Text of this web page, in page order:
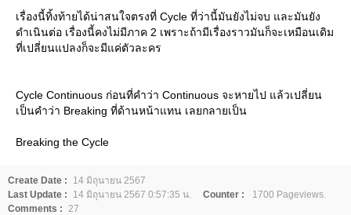
เรื่องนี้ทิ้งท้ายได้น่าสนใจตรงที่ Cycle ที่ว่านี้มันยังไม่จบ และมันยัง
ดำเนินต่อ เรื่องนี้คงไม่มีภาค 2 เพราะถ้ามีเรื่องราวมันก็จะเหมือนเดิม
ที่เปลี่ยนแปลงก็จะมีแค่ตัวละคร
Cycle Continuous ก่อนที่คำว่า Continuous จะหายไป แล้วเปลี่ยน
เป็นคำว่า Breaking ที่ด้านหน้าแทน เลยกลายเป็น
Breaking the Cycle
Create Date :
14 มิถุนายน 2567
Last Update :
14 มิถุนายน 2567 0:57:35 น. Counter :
1700 Pageviews.
Comments :
27